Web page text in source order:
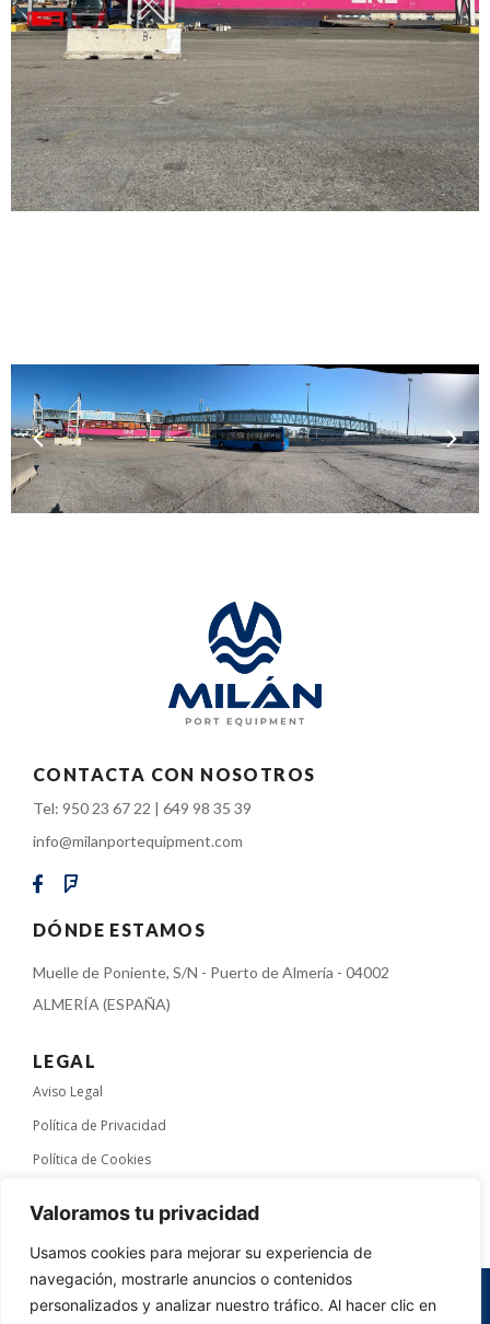
Valoramos tu privacidad
Usamos cookies para mejorar su experiencia de
navegación, mostrarle anuncios o contenidos
personalizados y analizar nuestro tráfico. Al hacer clic en
CONTACTA CON NOSOTROS
Tel: 950 23 67 22 | 649 98 35 39
info@milanportequipment.com
DÓNDE ESTAMOS
Muelle de Poniente, S/N - Puerto de Almería - 04002
ALMERÍA (ESPAÑA)
LEGAL
Aviso Legal
Política de Privacidad
Política de Cookies
© 2024 Creado porKarma Agencia